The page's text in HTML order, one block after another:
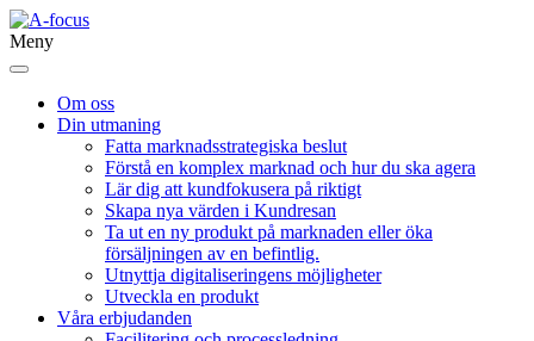
Meny
Om oss
Din utmaning
Fatta marknadsstrategiska beslut
Förstå en komplex marknad och hur du ska agera
Lär dig att kundfokusera på riktigt
Skapa nya värden i Kundresan
Ta ut en ny produkt på marknaden eller öka
försäljningen av en befintlig.
Utnyttja digitaliseringens möjligheter
Utveckla en produkt
Våra erbjudanden